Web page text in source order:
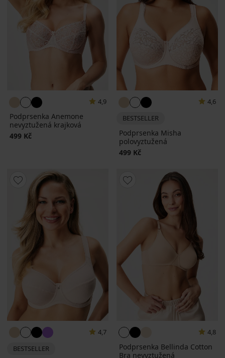
4,9
Podprsenka Anemone
nevyztužená krajková
499 Kč
4,6
BESTSELLER
Podprsenka Misha
polovyztužená
499 Kč
4,7
BESTSELLER
4,8
Podprsenka Bellinda Cotton
Bra nevyztužená